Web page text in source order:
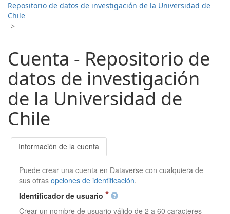
Repositorio de datos de investigación de la Universidad de
Chile
>
Cuenta - Repositorio de
datos de investigación
de la Universidad de
Chile
Información de la cuenta
Puede crear una cuenta en Dataverse con cualquiera de
sus otrasopciones de identificación.
Identificador de usuario
Crear un nombre de usuario válido de 2 a 60 caracteres